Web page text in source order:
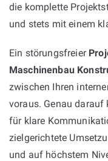
die komplette
und stets mit einem
Ein störungsfreier
Maschinenbau
zwischen Ihren
voraus. Genau darauf
für klare
zielgerichtete
und auf höchstem